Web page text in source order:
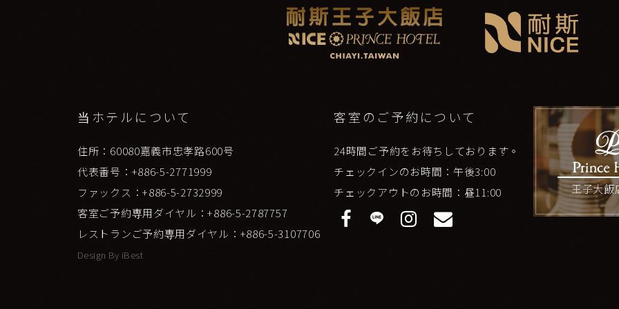
当ホテルについて
住所：60080嘉義市忠孝路600号
代表番号：+886-5-2771999
ファックス：+886-5-2732999
客室ご予約専用ダイヤル：+886-5-2787757
レストランご予約専用ダイヤル：+886-5-3107706
Design By iBest
客室のご予約について
24時間ご予約をお待ちしております。
チェックインのお時間：午後3:00
チェックアウトのお時間：昼11:00